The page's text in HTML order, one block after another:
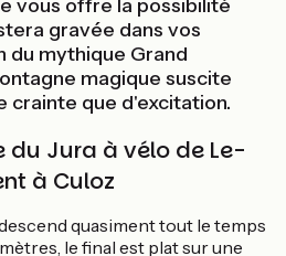
vous offre la possibilité
gravée dans vos
du mythique Grand
magique suscite
crainte que d'excitation.
du Jura à vélo de Le-
à Culoz
quasiment tout le temps
le final est plat sur une